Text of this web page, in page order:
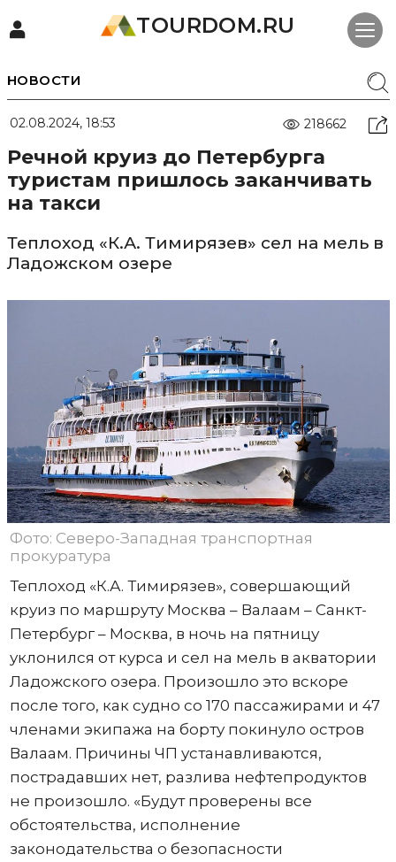
TOURDOM.RU
НОВОСТИ
02.08.2024, 18:53 218662
Речной круиз до Петербурга
туристам пришлось заканчивать
на такси
Теплоход «К.А. Тимирязев» сел на мель в
Ладожском озере
Фото: Северо-Западная транспортная
прокуратура
Теплоход «К.А. Тимирязев», совершающий
круиз по маршруту Москва – Валаам – Санкт-
Петербург – Москва, в ночь на пятницу
уклонился от курса и сел на мель в акватории
Ладожского озера. Произошло это вскоре
после того, как судно со 170 пассажирами и 47
членами экипажа на борту покинуло остров
Валаам. Причины ЧП устанавливаются,
пострадавших нет, разлива нефтепродуктов
не произошло. «Будут проверены все
обстоятельства, исполнение
законодательства о безопасности